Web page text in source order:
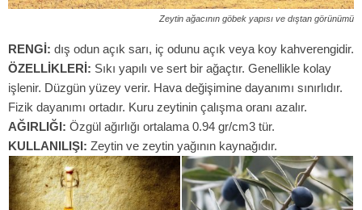
Zeytin ağacının göbek yapısı ve dıştan görünümü
RENGİ: dış odun açık sarı, iç odunu açık veya koy kahverengidir.
ÖZELLİKLERİ: Sıkı yapılı ve sert bir ağaçtır. Genellikle kolay
işlenir. Düzgün yüzey verir. Hava değişimine dayanımı sınırlıdır.
Fizik dayanımı ortadır. Kuru zeytinin çalışma oranı azalır.
AĞIRLIĞI: Özgül ağırlığı ortalama 0.94 gr/cm3 tür.
KULLANILIŞI: Zeytin ve zeytin yağının kaynağıdır.